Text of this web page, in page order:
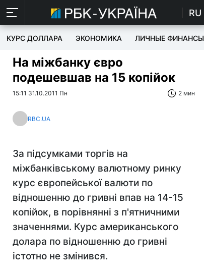
RU
КУРС ДОЛЛАРА ЭКОНОМИКА ЛИЧНЫЕ ФИНАНСЫ
На міжбанку євро
подешевшав на 15 копійок
15:11 31.10.2011 Пн 2 мин
RBC.UA
За підсумками торгів на
міжбанківському валютному ринку
курс європейської валюти по
відношенню до гривні впав на 14-15
копійок, в порівнянні з п'ятничними
значеннями. Курс американського
долара по відношенню до гривні
істотно не змінився.